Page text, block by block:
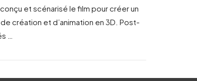
et scénarisé le film pour créer un
création et d’animation en 3D. Post-
…